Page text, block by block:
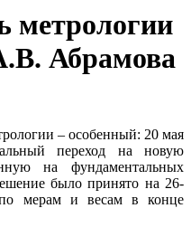
метрологии
Абрамова
– особенный: 20 мая
переход на новую
на фундаментальных
было принято на 26-
мерам и весам в конце